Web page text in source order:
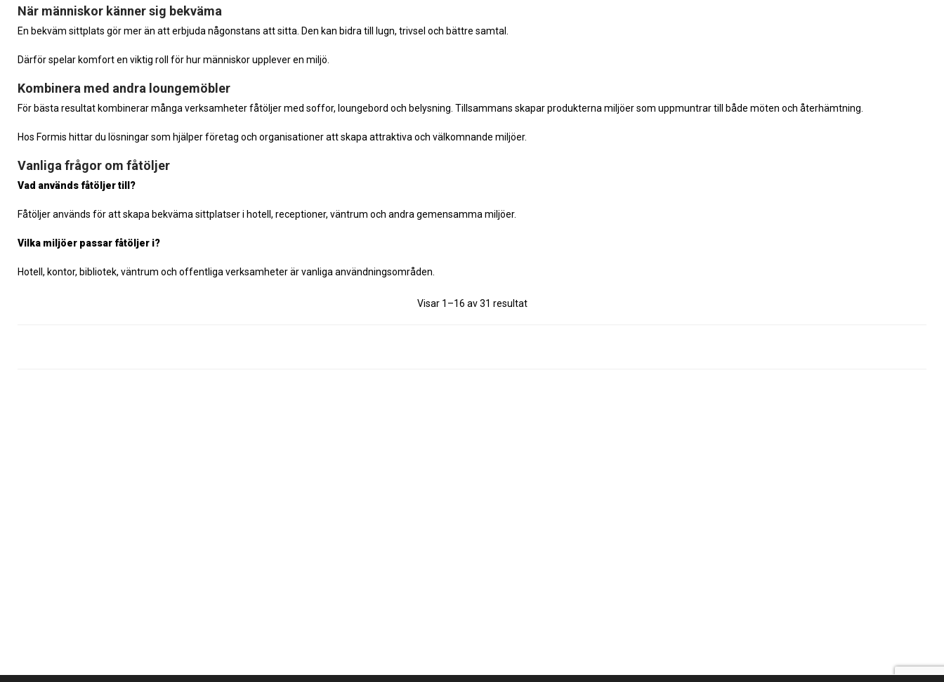
När människor känner sig bekväma
En bekväm sittplats gör mer än att erbjuda någonstans att sitta. Den kan bidra till lugn, trivsel och bättre samtal.
Därför spelar komfort en viktig roll för hur människor upplever en miljö.
Kombinera med andra loungemöbler
För bästa resultat kombinerar många verksamheter fåtöljer med soffor, loungebord och belysning. Tillsammans skapar produkterna miljöer som uppmuntrar till både möten och återhämtning.
Hos Formis hittar du lösningar som hjälper företag och organisationer att skapa attraktiva och välkomnande miljöer.
Vanliga frågor om fåtöljer
Vad används fåtöljer till?
Fåtöljer används för att skapa bekväma sittplatser i hotell, receptioner, väntrum och andra gemensamma miljöer.
Vilka miljöer passar fåtöljer i?
Hotell, kontor, bibliotek, väntrum och offentliga verksamheter är vanliga användningsområden.
Visar 1–16 av 31 resultatSortera